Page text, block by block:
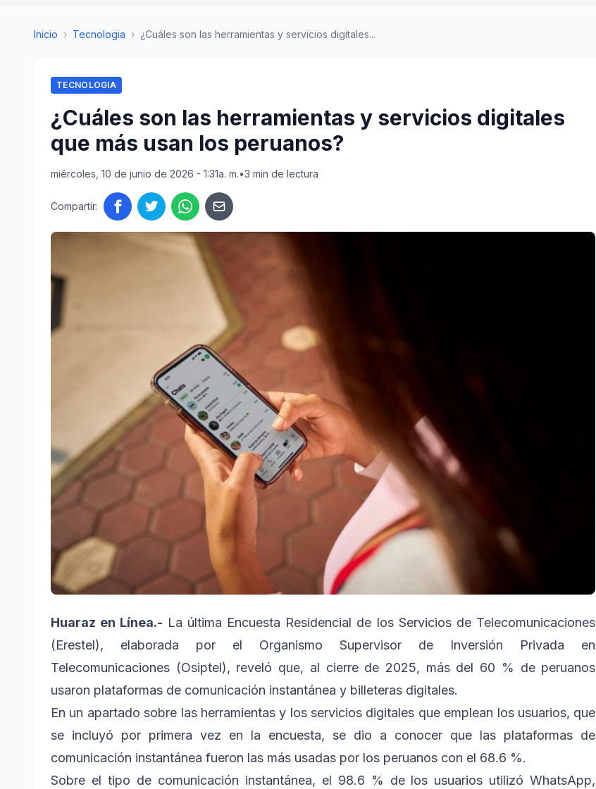
Inicio › Tecnologia › ¿Cuáles son las herramientas y servicios digitales...
TECNOLOGIA
¿Cuáles son las herramientas y servicios digitales
que más usan los peruanos?
miércoles, 10 de junio de 2026 - 1:31a. m.•3 min de lectura
Compartir:
Huaraz en Línea.- La última Encuesta Residencial de los Servicios de Telecomunicaciones
(Erestel), elaborada por el Organismo Supervisor de Inversión Privada en
Telecomunicaciones (Osiptel), reveló que, al cierre de 2025, más del 60 % de peruanos
usaron plataformas de comunicación instantánea y billeteras digitales.
En un apartado sobre las herramientas y los servicios digitales que emplean los usuarios, que
se incluyó por primera vez en la encuesta, se dio a conocer que las plataformas de
comunicación instantánea fueron las más usadas por los peruanos con el 68.6 %.
Sobre el tipo de comunicación instantánea, el 98.6 % de los usuarios utilizó WhatsApp,